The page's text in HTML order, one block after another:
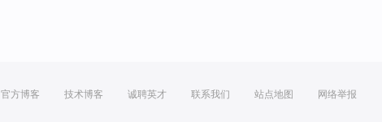
官方博客 技术博客 诚聘英才 联系我们 站点地图 网络举报